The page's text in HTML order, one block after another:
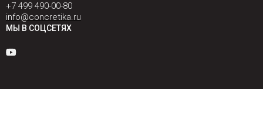
+7 499 490-00-80
info@concretika.ru
МЫ В СОЦСЕТЯХ